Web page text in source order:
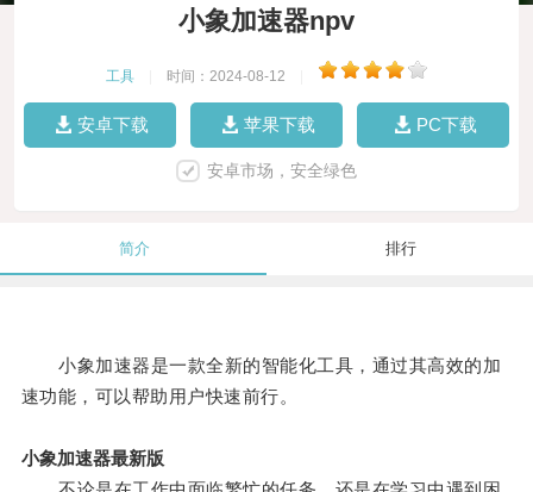
小象加速器npv
工具 时间：2024-08-12
安卓下载 苹果下载 PC下载
安卓市场，安全绿色
简介 排行
小象加速器是一款全新的智能化工具，通过其高效的加
速功能，可以帮助用户快速前行。
小象加速器最新版